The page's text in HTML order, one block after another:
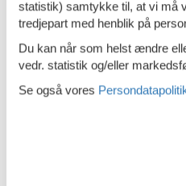
Ældre borgere
Region/sted
På cykelstien
Rolig beliggenhed
statistik) samtykke til, at vi må
tredjepart med henblik på
Du kan når som helst ændre
vedr. statistik og/eller
Se også vores